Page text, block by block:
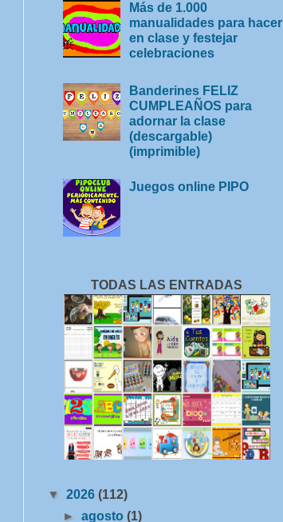
Más de 1.000
manualidades para hacer
en clase y festejar
celebraciones
Banderines FELIZ
CUMPLEAÑOS para
adornar la clase
(descargable)
(imprimible)
Juegos online PIPO
TODAS LAS ENTRADAS
▼ 2026 (112)
►agosto(1)